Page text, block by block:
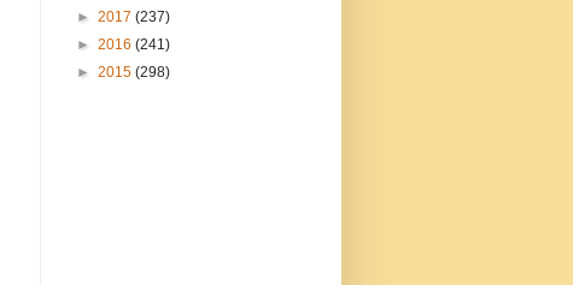
► 2017 (237)
► 2016 (241)
► 2015 (298)